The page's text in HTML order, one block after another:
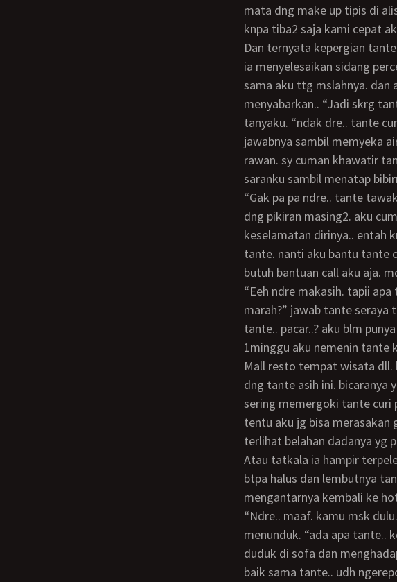
mata dng make up tipis di
knpa tiba2 saja kami cepat
dan ternyata kepergian tante asih ke kota B ini membawa sejuta luka krna baru saja
ia menyelesaikan sidang
sama aku ttg mslahnya. dan
menyabarkan.. “Jadi skrg
tanyaku. “ndak dre.. tante
jawabnya sambil memyeka
rawan. sy cuman khawatir
saranku sambil menatap
“gak pa pa ndre.. tante tawakal aja” jawabnya.. tanya jawab kami berhenti sejenak
dng pikiran masing2. aku
keselamatan dirinya.. entah
tante. nanti aku bantu tante
butuh bantuan call aku aja.
“eeh ndre makasih. tapii apa tante nggak ngerepotin kamu.. ntar pacar kamu
marah?” jawab tante seraya
tante.. pacar..? aku blm
1minggu aku nemenin tante
mall resto tempat wisata dll. kelamaan timbul rasa ug aneh di diriku. aku mulai suka
dng tante asih ini. bicaranya
sering memergoki tante curi
tentu aku jg bisa merasakan
terlihat belahan dadanya yg
atau tatkala ia hampir terpeleset lalu sigap ia meraup tanganku. aku bisa merasakan
btpa halus dan lembutnya
mengantarnya kembali ke
“Ndre.. maaf. kamu msk dulu. ada yg mau tante bicarakan..” katanya dng wajah
menunduk. “ada apa tante..
duduk di sofa dan
baik sama tante.. udh